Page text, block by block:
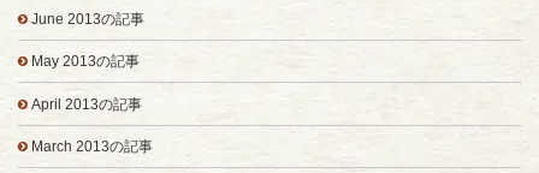
June 2013の記事
May 2013の記事
April 2013の記事
March 2013の記事